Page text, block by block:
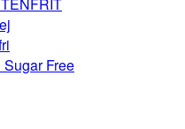
Free